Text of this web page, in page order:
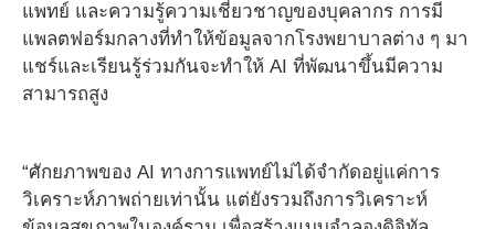
แพทย์ และความรู้ความเชี่ยวชาญของบุคลากร การมี
แพลตฟอร์มกลางที่ทำให้ข้อมูลจากโรงพยาบาลต่าง ๆ มา
แชร์และเรียนรู้ร่วมกันจะทำให้ AI ที่พัฒนาขึ้นมีความ
สามารถสูง
“ศักยภาพของ AI ทางการแพทย์ไม่ได้จำกัดอยู่แค่การ
วิเคราะห์ภาพถ่ายเท่านั้น แต่ยังรวมถึงการวิเคราะห์